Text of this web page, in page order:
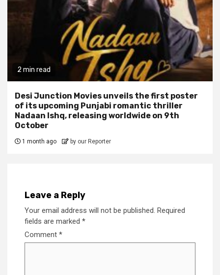
2 min read
Desi Junction Movies unveils the first poster
of its upcoming Punjabi romantic thriller
Nadaan Ishq, releasing worldwide on 9th
October
1 month ago by our Reporter
Leave a Reply
Your email address will not be published. Required
fields are marked *
Comment *